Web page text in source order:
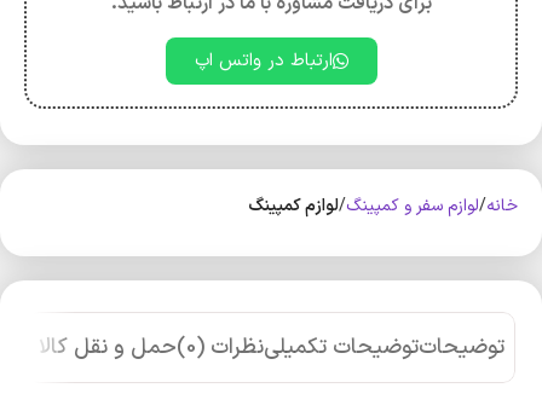
ارتباط در واتس اپ
خانه لوازم سفر و کمپینگ لوازم کمپینگ
توضیحاتتوضیحات تکمیلینظرات (0) حمل و نقل کالا